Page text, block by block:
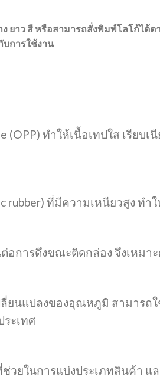
ยาว สี หรือสามารถสั่งพิมพ์โลโก้ได้
บการใช้งาน
(OPP) ทำให้เนื้อเทปใส เรียบ
rubber) ที่มีความเหนียวสูง
อการดึงขณะติดกล่อง จึงเหม
ยนแปลงของอุณหภูมิ สามารถ
ะเทศ
วยในการแบ่งประเภทสินค้า